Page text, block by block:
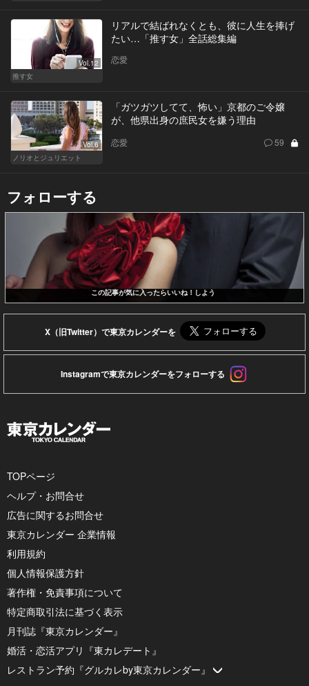
Vol.12
推す女
リアルで結ばれなくとも、彼に人生を捧げ
たい…「推す女」全話総集編
恋愛
Vol.6
ノリオとジュリエット
「ガツガツしてて、怖い」京都のご令嬢
が、他県出身の庶民女を嫌う理由
恋愛 59
フォローする
この記事が気に入ったらいいね！しよう
X（旧Twitter）で東京カレンダーを
Instagramで東京カレンダーをフォローする
TOPページ
ヘルプ・お問合せ
広告に関するお問合せ
東京カレンダー 企業情報
利用規約
個人情報保護方針
著作権・免責事項について
特定商取引法に基づく表示
月刊誌『東京カレンダー』
婚活・恋活アプリ『東カレデート』
レストラン予約『グルカレby東京カレンダー』